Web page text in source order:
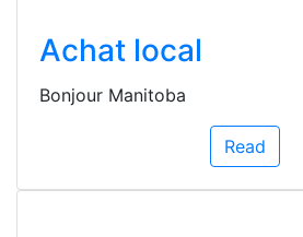
Achat local
Bonjour Manitoba
Read